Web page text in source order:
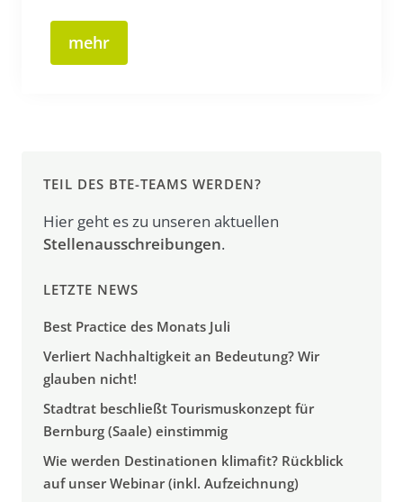
mehr
TEIL DES BTE-TEAMS WERDEN?
Hier geht es zu unseren aktuellen
Stellenausschreibungen.
LETZTE NEWS
Best Practice des Monats Juli
Verliert Nachhaltigkeit an Bedeutung? Wir
glauben nicht!
Stadtrat beschließt Tourismuskonzept für
Bernburg (Saale) einstimmig
Wie werden Destinationen klimafit? Rückblick
auf unser Webinar (inkl. Aufzeichnung)